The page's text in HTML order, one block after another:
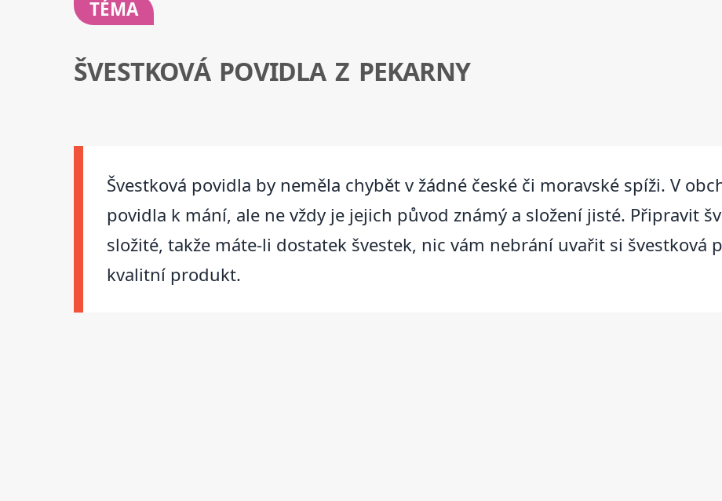
TÉMA
ŠVESTKOVÁ POVIDLA Z PEKARNY
Švestková povidla by neměla chybět v žádné české či moravské spíži. V
povidla k mání, ale ne vždy je jejich původ známý a složení jisté. Připravit
složité, takže máte-li dostatek švestek, nic vám nebrání uvařit si švestková
kvalitní produkt.